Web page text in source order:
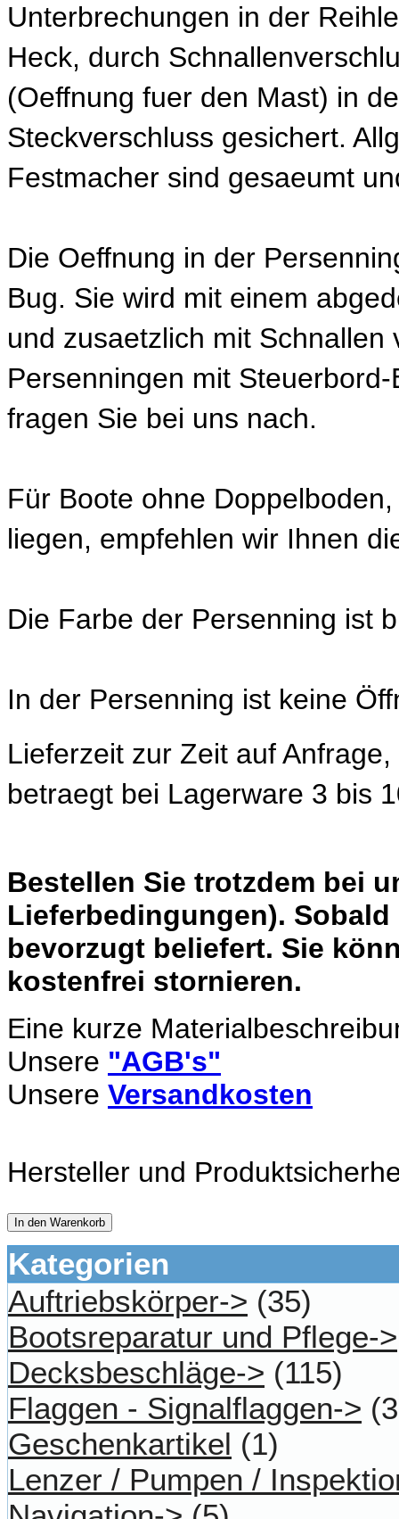
Unterbrechungen in der
Heck, durch
(Oeffnung fuer den Mast) in
Steckverschluss gesichert.
Festmacher sind gesaeumt
Die Oeffnung in der
Bug. Sie wird mit einem
und zusaetzlich mit
Persenningen mit
fragen Sie bei uns nach.
Für Boote ohne
liegen, empfehlen wir Ihnen
Die Farbe der Persenning ist
In der Persenning ist keine
Lieferzeit zur Zeit auf
betraegt bei Lagerware 3 bis
Bestellen Sie trotzdem bei
Lieferbedingungen).
bevorzugt beliefert. Sie
kostenfrei stornieren.
Eine kurze
Unsere "AGB's"
Unsere Versandkosten
Hersteller und
In den Warenkorb
Kategorien
Auftriebskörper-> (35)
Bootsreparatur und Pflege->
Decksbeschläge-> (115)
Flaggen - Signalflaggen->
Geschenkartikel (1)
Lenzer / Pumpen /